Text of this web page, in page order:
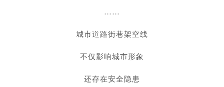
……
城市道路街巷架空线
不仅影响城市形象
还存在安全隐患